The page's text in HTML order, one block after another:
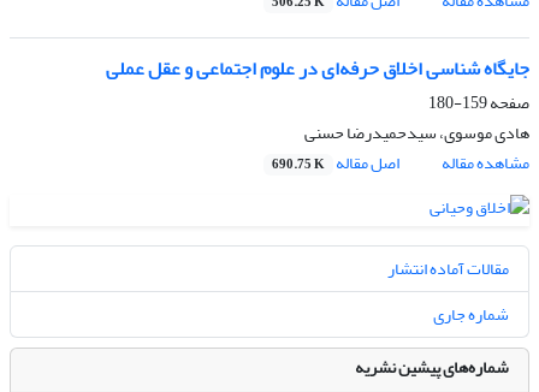
جایگاه شناسی اخلاق حرفه‌ای در علوم اجتماعی و عقل عملی
صفحه159-180
هادی موسوی، سیدحمیدرضا حسنی
مشاهده مقاله
اصل مقاله 690.75 K
مقالات آماده انتشار
شماره جاری
شماره‌های پیشین نشریه